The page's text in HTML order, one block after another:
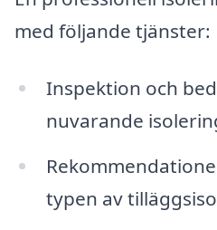
med följande tjänster:
Inspektion och
nuvarande
typen av